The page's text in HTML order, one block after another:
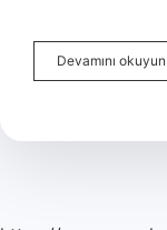
Devamını okuyun